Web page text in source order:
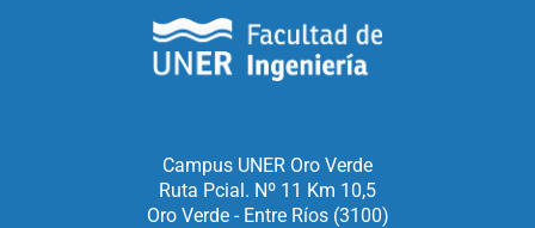
Campus UNER Oro Verde
Ruta Pcial. Nº 11 Km 10,5
Oro Verde - Entre Ríos (3100)